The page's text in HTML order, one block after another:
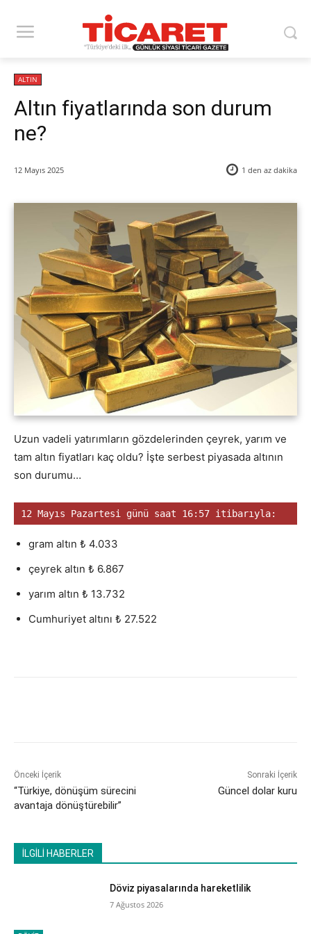
ALTIN
Altın fiyatlarında son durum
ne?
12 Mayıs 2025 1 den az dakika
Uzun vadeli yatırımların gözdelerinden çeyrek, yarım ve
tam altın fiyatları kaç oldu? İşte serbest piyasada altının
son durumu…
12 Mayıs Pazartesi günü saat 16:57 itibarıyla:
gram altın ₺ 4.033
çeyrek altın ₺ 6.867
yarım altın ₺ 13.732
Cumhuriyet altını ₺ 27.522
Önceki İçerik
“Türkiye, dönüşüm sürecini
avantaja dönüştürebilir”
Sonraki İçerik
Güncel dolar kuru
İLGİLİ HABERLER
Döviz piyasalarında hareketlilik
7 Ağustos 2026